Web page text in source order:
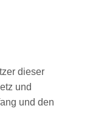
dieser
und
und den